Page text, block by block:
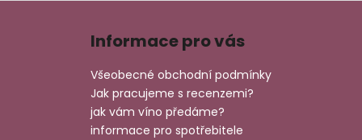
Informace pro vás
Všeobecné obchodní podmínky
Jak pracujeme s recenzemi?
jak vám víno předáme?
informace pro spotřebitele